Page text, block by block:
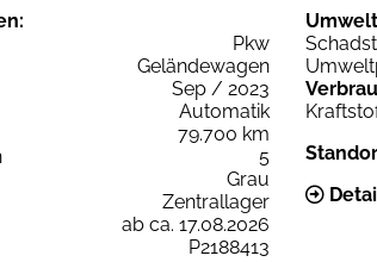
Pkw
Geländewagen
Sep / 2023
Automatik
79.700 km
5
Grau
Zentrallager
ab ca. 17.08.2026
P2188413